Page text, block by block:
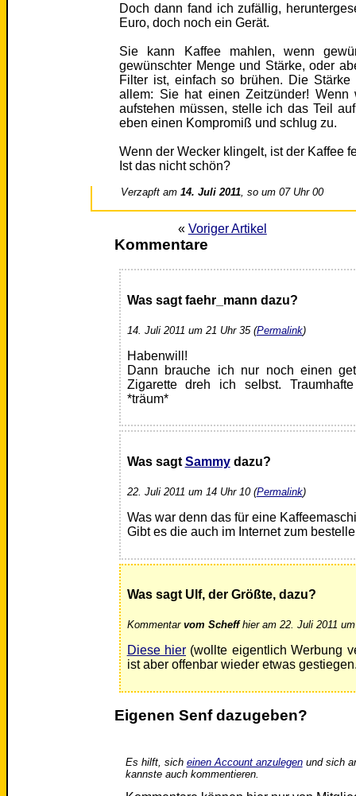
Doch dann fand ich zufällig,
Euro, doch noch ein Gerät.
Sie kann Kaffee mahlen, wenn
gewünschter Menge und Stärke, oder
Filter ist, einfach so brühen. Die
allem: Sie hat einen Zeitzünder!
aufstehen müssen, stelle ich das Teil
eben einen Kompromiß und schlug zu.
Wenn der Wecker klingelt, ist der Kaffee
Ist das nicht schön?
Verzapft am14. Juli 2011, so um 07 Uhr 00
« Voriger Artikel
Kommentare
Was sagt faehr_mann dazu?
14. Juli 2011 um 21 Uhr 35 (Permalink)
Habenwill!
Dann brauche ich nur noch einen
Zigarette dreh ich selbst.
*träum*
Was sagt Sammydazu?
22. Juli 2011 um 14 Uhr 10 (Permalink)
Was war denn das für eine
Gibt es die auch im Internet zum
Was sagt Ulf, der Größte, dazu?
Kommentar vom Scheffhier am 22. Juli 2011
Diese hier (wollte eigentlich Werbung
ist aber offenbar wieder etwas
Eigenen Senf dazugeben?
Es hilft, sich einen Account anzulegenund sich
kannste auch kommentieren.